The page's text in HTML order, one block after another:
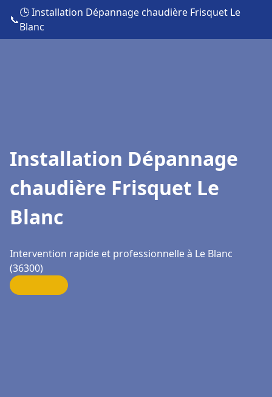
📞
🕒 Installation Dépannage chaudière Frisquet Le
Blanc
Installation Dépannage
chaudière Frisquet Le
Blanc
Intervention rapide et professionnelle à Le Blanc
(36300)